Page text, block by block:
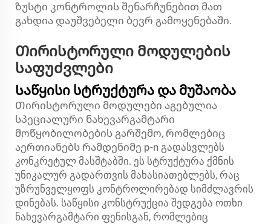
ზუსტი კონტროლის შენარჩუნებით მათ
გახდია დაუშვებელი ბევრ გამოყენებაში.
Თირისტორული მოდულების
საფუძვლები
Საწყისი სტრუქტურა და მუშაობა
Თირისტორული მოდულები აგებულია
სპეციალური ნახევარგამტარი
მოწყობილობების გარშემო, რომლებიც
აერთიანებს რამდენიმე p-n გადასვლებს
კონკრეტულ მასშტაბში. ეს სტრუქტურა ქმნის
უნიკალურ გადართვის მახასიათებლებს, რაც
უზრუნველყოფს კონტროლირებად სიმძლავრის
დინებას. საწყისი კონსტრუქცია შედგება ოთხი
ნახევარგამტარი ფენისგან, რომლებიც